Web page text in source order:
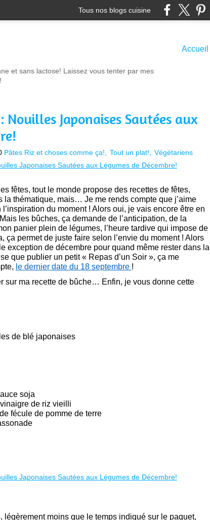
Tous nos blogs cuisine
et sans lactose! Laissez vous tenter par mes
Accueil
Nouilles Japonaises Sautées aux
Pâtes Riz et choses comme ça! Tout un plat! Végétariens
fêtes, tout le monde propose des recettes de fêtes,
la thématique, mais… Je me rends compte que j’aime
du moment ! Alors oui, je vais encore être en
les bûches, ça demande de l’anticipation, de la
panier plein de légumes, l’heure tardive qui impose de
ça permet de juste faire selon l’envie du moment ! Alors
exception de décembre pour quand même rester dans la
que publier un petit « Repas d’un Soir », ça me
le dernier date du 18 septembre !
sur ma recette de bûche… Enfin, je vous donne cette
de blé japonaises
soja
de riz vieilli
fécule de pomme de terre
légèrement moins que le temps indiqué sur le paquet,